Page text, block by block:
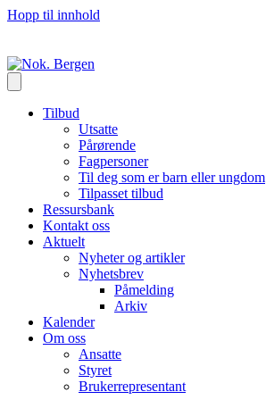
Hopp til innhold
Tilbud
Utsatte
Pårørende
Fagpersoner
Til deg som er barn eller ungdom
Tilpasset tilbud
Ressursbank
Kontakt oss
Aktuelt
Nyheter og artikler
Nyhetsbrev
Påmelding
Arkiv
Kalender
Om oss
Ansatte
Styret
Brukerrepresentant